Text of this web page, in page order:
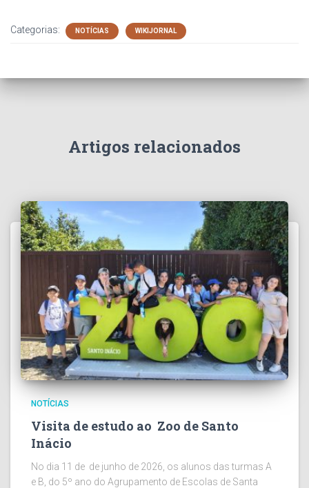
Categorias: NOTÍCIAS WIKIJORNAL
Artigos relacionados
NOTÍCIAS
Visita de estudo ao Zoo de Santo
Inácio
No dia 11 de de junho de 2026, os alunos das turmas A
e B, do 5º ano do Agrupamento de Escolas de Santa